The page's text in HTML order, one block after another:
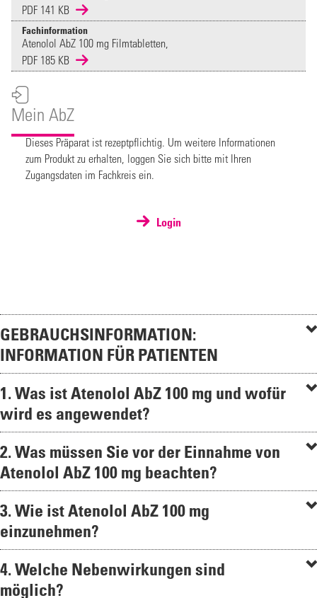
PDF 141 KB
Fachinformation
Atenolol AbZ 100 mg Filmtabletten,
PDF 185 KB
Mein AbZ
Dieses Präparat ist rezeptpflichtig. Um weitere Informationen
zum Produkt zu erhalten, loggen Sie sich bitte mit Ihren
Zugangsdaten im Fachkreis ein.
Login
GEBRAUCHSINFORMATION:
INFORMATION FÜR PATIENTEN
1. Was ist Atenolol AbZ 100 mg und wofür
wird es angewendet?
2. Was müssen Sie vor der Einnahme von
Atenolol AbZ 100 mg beachten?
3. Wie ist Atenolol AbZ 100 mg
einzunehmen?
4. Welche Nebenwirkungen sind
möglich?